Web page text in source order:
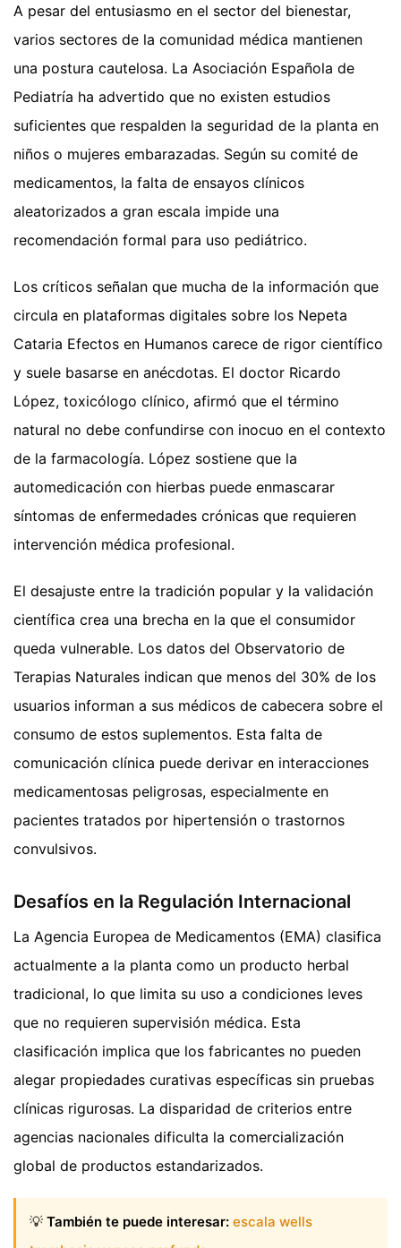
A pesar del entusiasmo en el sector del bienestar,
varios sectores de la comunidad médica mantienen
una postura cautelosa. La Asociación Española de
Pediatría ha advertido que no existen estudios
suficientes que respalden la seguridad de la planta en
niños o mujeres embarazadas. Según su comité de
medicamentos, la falta de ensayos clínicos
aleatorizados a gran escala impide una
recomendación formal para uso pediátrico.
Los críticos señalan que mucha de la información que
circula en plataformas digitales sobre los Nepeta
Cataria Efectos en Humanos carece de rigor científico
y suele basarse en anécdotas. El doctor Ricardo
López, toxicólogo clínico, afirmó que el término
natural no debe confundirse con inocuo en el contexto
de la farmacología. López sostiene que la
automedicación con hierbas puede enmascarar
síntomas de enfermedades crónicas que requieren
intervención médica profesional.
El desajuste entre la tradición popular y la validación
científica crea una brecha en la que el consumidor
queda vulnerable. Los datos del Observatorio de
Terapias Naturales indican que menos del 30% de los
usuarios informan a sus médicos de cabecera sobre el
consumo de estos suplementos. Esta falta de
comunicación clínica puede derivar en interacciones
medicamentosas peligrosas, especialmente en
pacientes tratados por hipertensión o trastornos
convulsivos.
Desafíos en la Regulación Internacional
La Agencia Europea de Medicamentos (EMA) clasifica
actualmente a la planta como un producto herbal
tradicional, lo que limita su uso a condiciones leves
que no requieren supervisión médica. Esta
clasificación implica que los fabricantes no pueden
alegar propiedades curativas específicas sin pruebas
clínicas rigurosas. La disparidad de criterios entre
agencias nacionales dificulta la comercialización
global de productos estandarizados.
💡 También te puede interesar: escala wells